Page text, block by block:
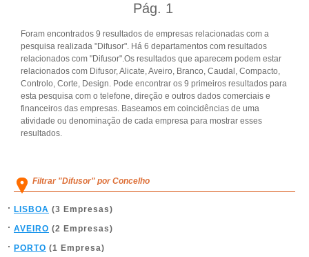
Pág. 1
Foram encontrados 9 resultados de empresas relacionadas com a
pesquisa realizada "Difusor". Há 6 departamentos com resultados
relacionados com "Difusor".Os resultados que aparecem podem estar
relacionados com Difusor, Alicate, Aveiro, Branco, Caudal, Compacto,
Controlo, Corte, Design. Pode encontrar os 9 primeiros resultados para
esta pesquisa com o telefone, direção e outros dados comerciais e
financeiros das empresas. Baseamos em coincidências de uma
atividade ou denominação de cada empresa para mostrar esses
resultados.
Filtrar "Difusor" por Concelho
LISBOA (3 Empresas)
AVEIRO (2 Empresas)
PORTO (1 Empresa)